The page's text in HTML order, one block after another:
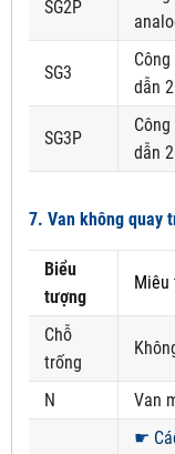
SG2P
SG3
dẫn
SG3P
dẫn
7. Van không quay
Biểu
tượng
Miêu
Chỗ
trống
N
Van
☛